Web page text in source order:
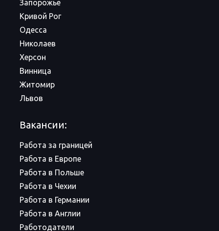
Запорожье
Кривой Рог
Одесса
Николаев
Херсон
Винница
Житомир
Львов
Вакансии:
Работа за границей
Работа в Европе
Работа в Польше
Работа в Чехии
Работа в Германии
Работа в Англии
Работодатели